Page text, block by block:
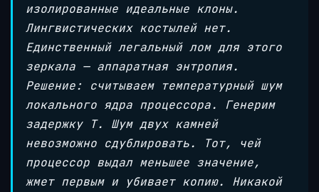
изолированные идеальные клоны.
Лингвистических костылей нет.
Единственный легальный лом для этого
зеркала — аппаратная энтропия.
Решение: считываем температурный шум
локального ядра процессора. Генерим
задержку T. Шум двух камней
невозможно сдублировать. Тот, чей
процессор выдал меньшее значение,
жмет первым и убивает копию. Никакой